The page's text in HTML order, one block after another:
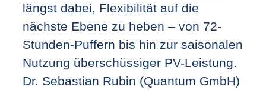
längst dabei, Flexibilität auf die
nächste Ebene zu heben – von 72-
Stunden-Puffern bis hin zur saisonalen
Nutzung überschüssiger PV-Leistung.
Dr. Sebastian Rubin (Quantum GmbH)